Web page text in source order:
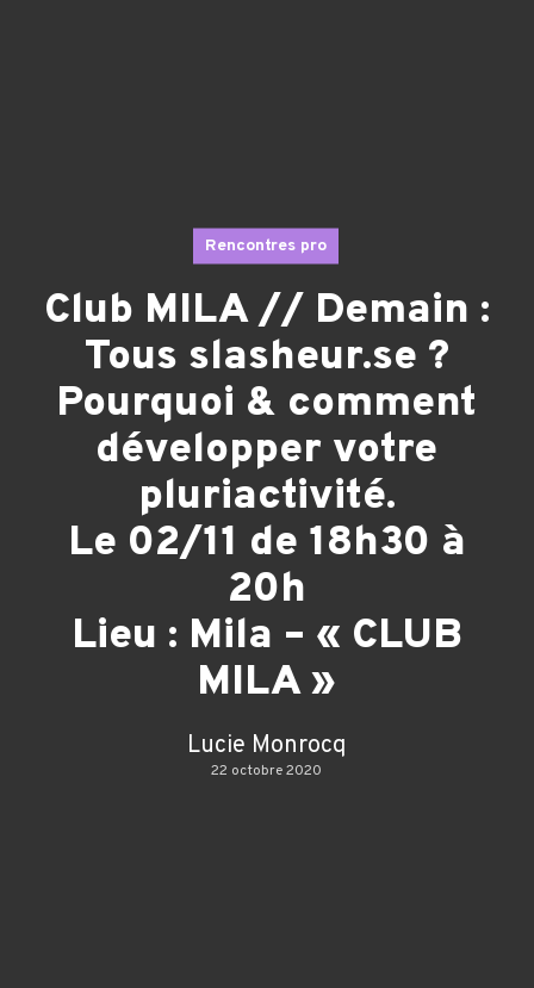
Rencontres pro
Club MILA // Demain :
Tous slasheur.se ?
Pourquoi & comment
développer votre
pluriactivité.
Le 02/11 de 18h30 à
20h
Lieu : Mila – « CLUB
MILA »
Lucie Monrocq
22 octobre 2020